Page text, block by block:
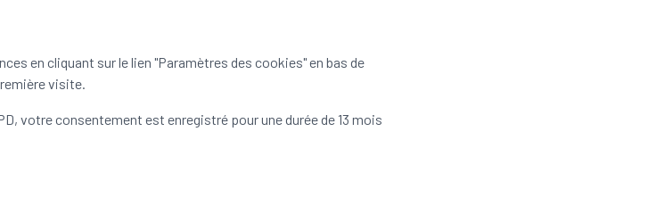
en cliquant sur le lien "Paramètres des cookies" en bas de
visite.
votre consentement est enregistré pour une durée de 13 mois